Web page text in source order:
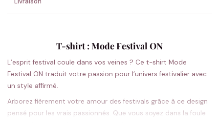
T-shirt : Mode Festival ON
L’esprit festival coule dans vos veines ? Ce t-shirt Mode
Festival ON traduit votre passion pour l’univers festivalier avec
un style affirmé.
Arborez fièrement votre amour des festivals grâce à ce design
pensé pour les vrais passionnés. Que vous soyez dans la foule